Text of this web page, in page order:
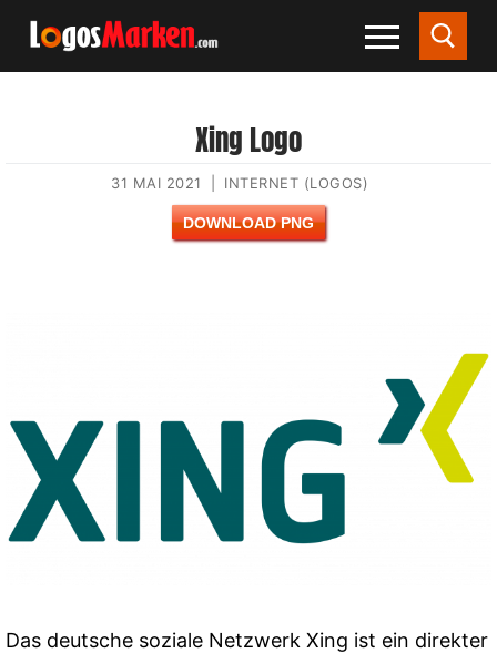
Xing Logo
31 MAI 2021 INTERNET (LOGOS)
DOWNLOAD PNG
Das deutsche soziale Netzwerk Xing ist ein direkter